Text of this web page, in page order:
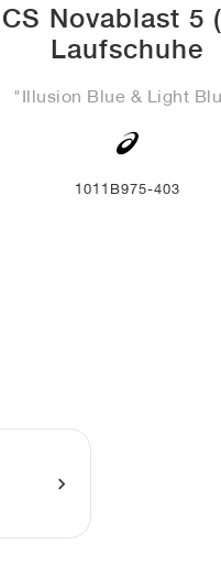
Novablast 5
Laufschuhe
"Illusion Blue & Light
1011B975-403